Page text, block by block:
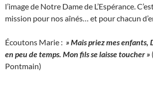
l’image de Notre Dame de L’Espérance.
mission pour nos aînés… et pour chacun
Écoutons Marie : » Mais priez mes enfants,
en peu de temps. Mon fils se laisse toucher »
Pontmain)